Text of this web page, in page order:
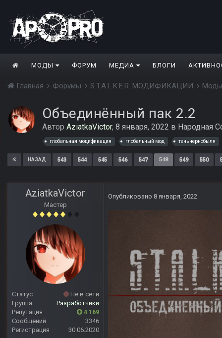
МОДЫ ФОРУМ МЕДИА БЛОГИ
Главная Форумы S.T.A.L.K.E.R. МОДИФИКАЦИИ
Объединённый пак 2.2
Автор AziatkaVictor, 8 января, 2022 в Народная
глобальная модификация глобальный мод тень чернобыля
НАЗАД 543 544 545 546 547 548 549 550
AziatkaVictor
Мастер
Статус
Не в сети
Группа
Разработчики
Репутация
4 169
Сообщений
3346
Регистрация
30.06.2020
Опубликовано 8 января, 2022